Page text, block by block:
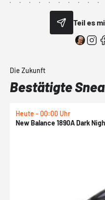
Teil es
Die Zukunft
Bestätigte
Heute - 00:00 Uhr
New Balance 1890A Dark